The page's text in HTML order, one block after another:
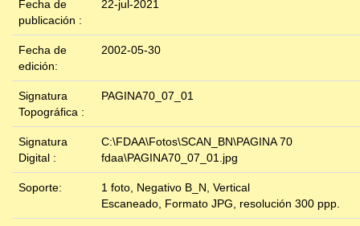
Fecha de
publicación :
22-jul-2021
Fecha de
edición:
2002-05-30
Signatura
Topográfica :
PAGINA70_07_01
Signatura
Digital :
C:\FDAA\Fotos\SCAN_BN\PAGINA 70
fdaa\PAGINA70_07_01.jpg
Soporte:
1 foto, Negativo B_N, Vertical
Escaneado, Formato JPG, resolución 300 ppp.